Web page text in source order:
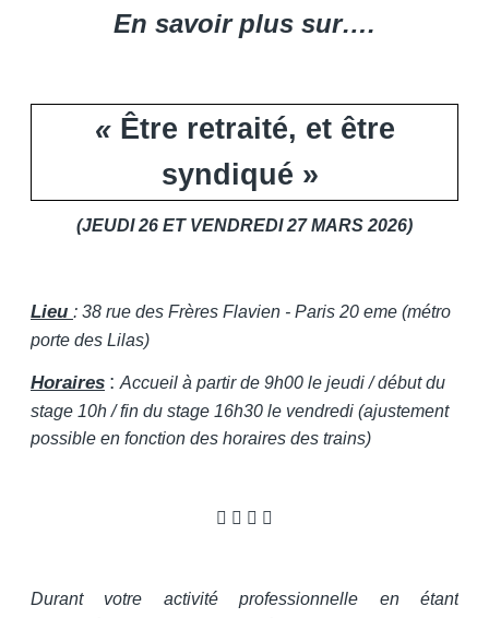
En savoir plus sur….
« Être retraité, et être
syndiqué »
(JEUDI 26 ET VENDREDI 27 MARS 2026)
Lieu : 38 rue des Frères Flavien - Paris 20 eme (métro
porte des Lilas)
Horaires : Accueil à partir de 9h00 le jeudi / début du
stage 10h / fin du stage 16h30 le vendredi (ajustement
possible en fonction des horaires des trains)
   
Durant votre activité professionnelle en étant